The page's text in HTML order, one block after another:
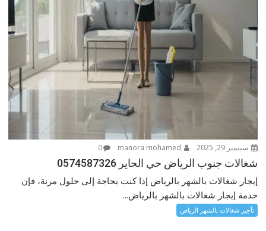
سبتمبر 29, 2025 0
شغالات جنوب الرياض حي الحاير 0574587326
إيجار شغالات بالشهر بالرياض إذا كنت بحاجة إلى حلول مرنة، فإن
خدمة إيجار شغالات بالشهر بالرياض...
تأجير شغالات بالشهر الرياض